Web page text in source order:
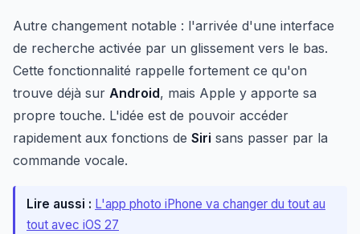
Autre changement notable : l'arrivée d'une interface
de recherche activée par un glissement vers le bas.
Cette fonctionnalité rappelle fortement ce qu'on
trouve déjà sur Android, mais Apple y apporte sa
propre touche. L'idée est de pouvoir accéder
rapidement aux fonctions de Siri sans passer par la
commande vocale.
Lire aussi : L'app photo iPhone va changer du tout au
tout avec iOS 27